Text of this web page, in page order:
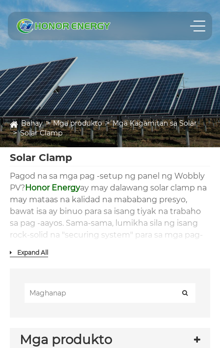
Bahay Mga produkto
Mga Kagamitan sa Solar
Solar Clamp
Solar Clamp
Pagod na sa mga pag -setup ng panel ng Wobbly
PV?Honor Energyay may dalawang solar clamp na
may mataas na kalidad na mababang presyo,
bawat isa ay binuo para sa isang tiyak na trabaho
sa pag -aayos. Sama-sama, lumikha sila ng isang
rock-solid na "securing system" para sa mga pag-
matatag na pangmatagalan-ito ay nasa isang
Expand All
Mga produkto